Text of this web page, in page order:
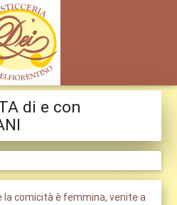
di e con
la comicità è femmina, venite a